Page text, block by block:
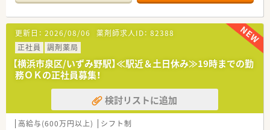
■店舗で活躍する従業員、社外で活躍する従業員、将来経営幹部
となる従業員など、薬剤師として様々な活躍ができるフィールド
を用意されています
■総合薬剤師・調剤薬剤師（土日休み・19時までの勤務）どちらか
の働き方を選択できます
■調剤併設型だけでなく「医療モール・クリニック併設店舗」「敷
地内薬局」「訪問調剤特化型店舗」など様々な店舗を運営してい
ます
■在宅医療にも積極的取り組んでおり「訪問調剤特化型店舗」を
50店舗以上、無菌調剤室は業界最多の51店舗設置しています
■「プラチナくるみん認定企業」「健康経営優良法人2023（大規模
法人部門）認定」等を取得し一人ひとりが働きやすい環境が整備
更新日： 2026/08/06 薬剤師求人ID： 82388
正社員
調剤薬局
【横浜市泉区/いずみ野駅】≪駅近＆土日休み≫19時までの勤
務ＯＫの正社員募集！
検討リストに追加
高給与(600万円以上) シフト制